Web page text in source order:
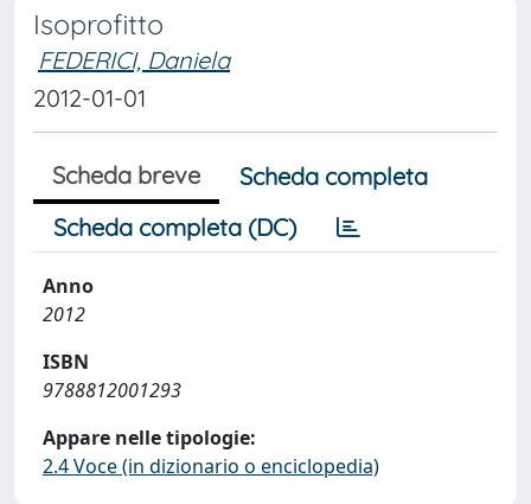
Isoprofitto
FEDERICI, Daniela
2012-01-01
Scheda breve
Scheda completa
Scheda completa (DC)
Anno
2012
ISBN
9788812001293
Appare nelle tipologie:
2.4 Voce (in dizionario o enciclopedia)